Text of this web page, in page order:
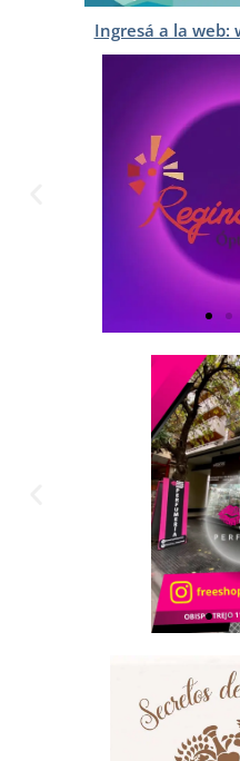
Ingresá a la web: